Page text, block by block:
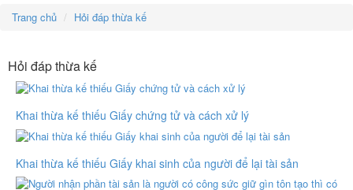
Trang chủ Hỏi đáp thừa kế
Hỏi đáp thừa kế
Khai thừa kế thiếu Giấy chứng tử và cách xử lý
Khai thừa kế thiếu Giấy khai sinh của người để lại tài sản